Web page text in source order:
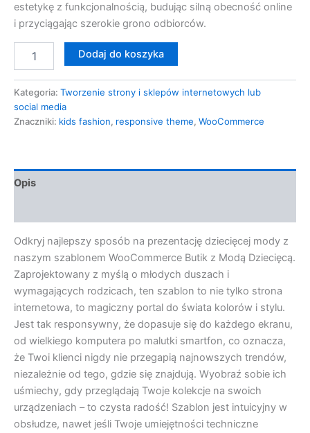
estetykę z funkcjonalnością, budując silną obecność online
i przyciągając szerokie grono odbiorców.
Dodaj do koszyka
Kategoria: Tworzenie strony i sklepów internetowych lub
social media
Znaczniki: kids fashion, responsive theme, WooCommerce
Opis
Odkryj najlepszy sposób na prezentację dziecięcej mody z
naszym szablonem WooCommerce Butik z Modą Dziecięcą.
Zaprojektowany z myślą o młodych duszach i
wymagających rodzicach, ten szablon to nie tylko strona
internetowa, to magiczny portal do świata kolorów i stylu.
Jest tak responsywny, że dopasuje się do każdego ekranu,
od wielkiego komputera po malutki smartfon, co oznacza,
że Twoi klienci nigdy nie przegapią najnowszych trendów,
niezależnie od tego, gdzie się znajdują. Wyobraź sobie ich
uśmiechy, gdy przeglądają Twoje kolekcje na swoich
urządzeniach – to czysta radość! Szablon jest intuicyjny w
obsłudze, nawet jeśli Twoje umiejętności techniczne